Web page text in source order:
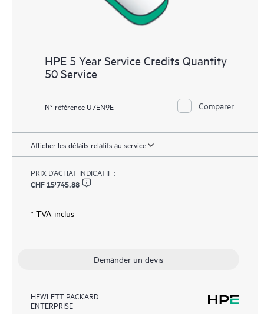
HPE 5 Year Service Credits Quantity
50 Service
N° référence U7EN9E Comparer
Afficher les détails relatifs au service
PRIX D’ACHAT INDICATIF :
CHF 15'745.88
* TVA inclus
Demander un devis
HEWLETT PACKARD
ENTERPRISE